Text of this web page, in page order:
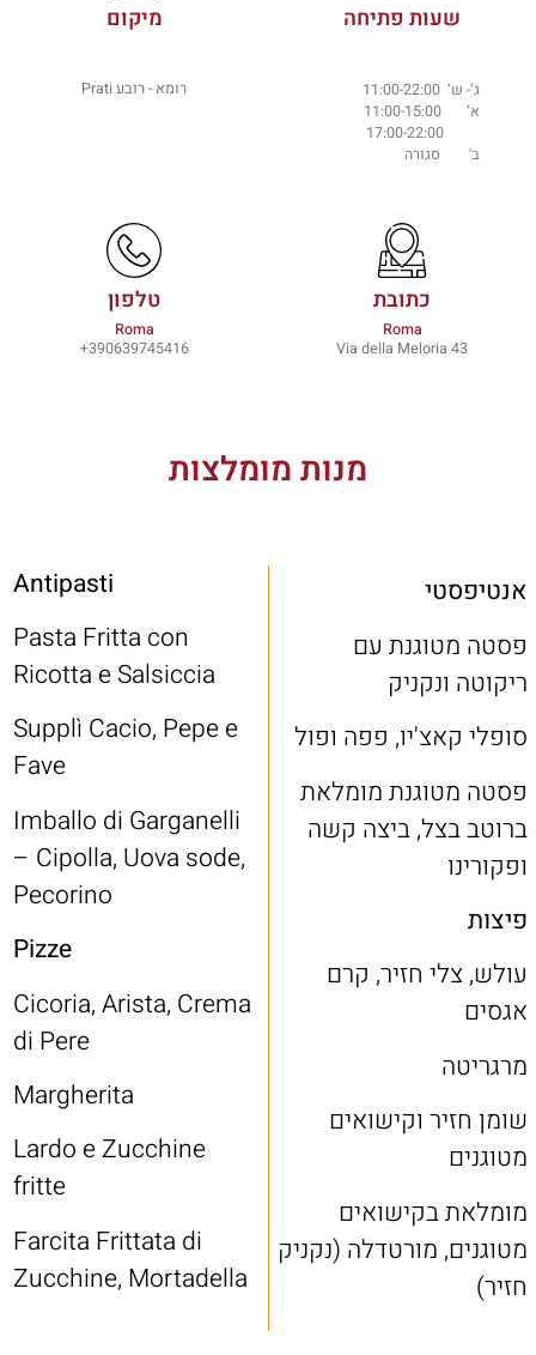
שעות פתיחה מיקום
ג’- ש’ 11:00-22:00
א’ 11:00-15:00
ב' סגורה
רומא - רובע Prati
כתובת
Roma
Via della Meloria 43
טלפון
Roma
390639745416+
מנות מומלצות
אנטיפסטי
פסטה מטוגנת עם
ריקוטה ונקניק
סופלי קאצ'יו, פפה ופול
פסטה מטוגנת מומלאת
ברוטב בצל, ביצה קשה
ופקורינו
פיצות
עולש, צלי חזיר, קרם
אגסים
מרגריטה
שומן חזיר וקישואים
מטוגנים
מומלאת בקישואים
מטוגנים, מורטדלה (נקניק
חזיר)
Antipasti
Pasta Fritta con
Ricotta e Salsiccia
Supplì Cacio, Pepe e
Fave
Imballo di Garganelli
– Cipolla, Uova sode,
Pecorino
Pizze
Cicoria, Arista, Crema
di Pere
Margherita
Lardo e Zucchine
fritte
Farcita Frittata di
Zucchine, Mortadella